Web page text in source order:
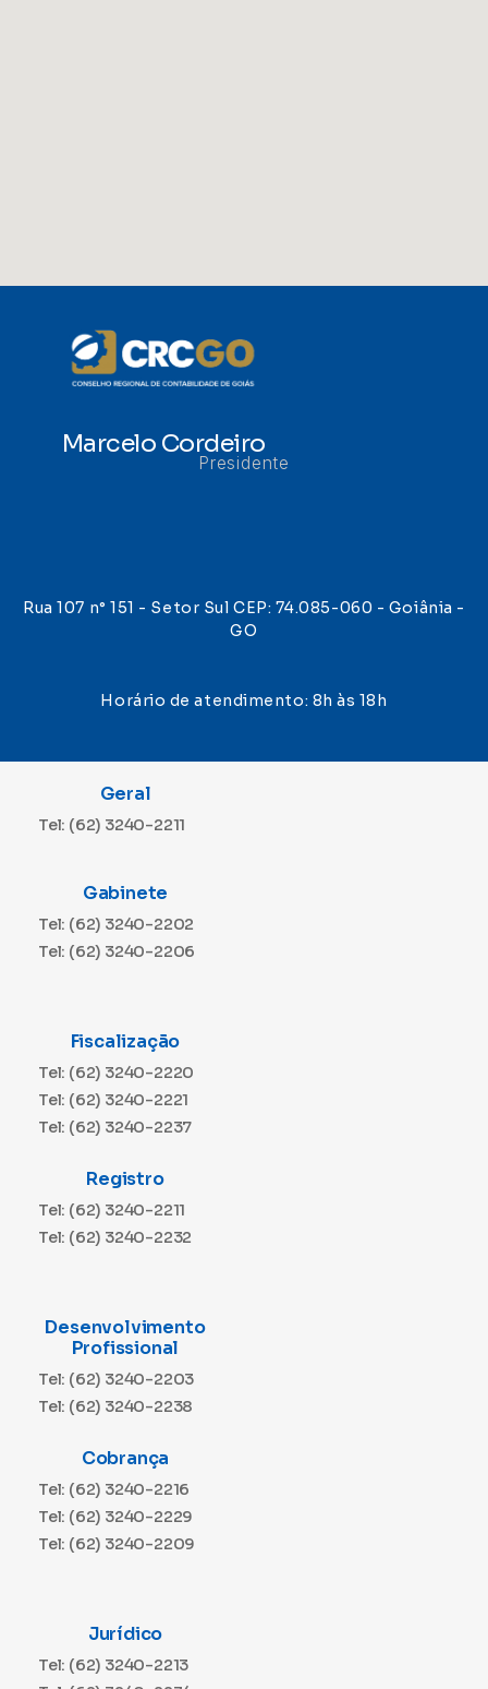
Marcelo Cordeiro
Presidente
Rua 107 n° 151 - Setor Sul CEP: 74.085-060 - Goiânia -
GO
Horário de atendimento: 8h às 18h
Geral
Tel: (62) 3240-2211
Gabinete
Tel: (62) 3240-2202
Tel: (62) 3240-2206
Fiscalização
Tel: (62) 3240-2220
Tel: (62) 3240-2221
Tel: (62) 3240-2237
Registro
Tel: (62) 3240-2211
Tel: (62) 3240-2232
Desenvolvimento
Profissional
Tel: (62) 3240-2203
Tel: (62) 3240-2238
Cobrança
Tel: (62) 3240-2216
Tel: (62) 3240-2229
Tel: (62) 3240-2209
Jurídico
Tel: (62) 3240-2213